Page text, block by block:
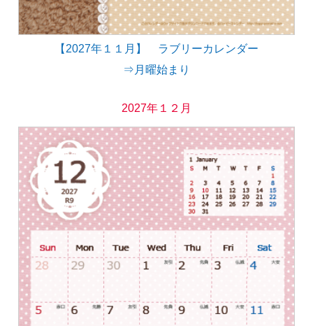
【2027年１１月】 ラブリーカレンダー
⇒月曜始まり
2027年１２月